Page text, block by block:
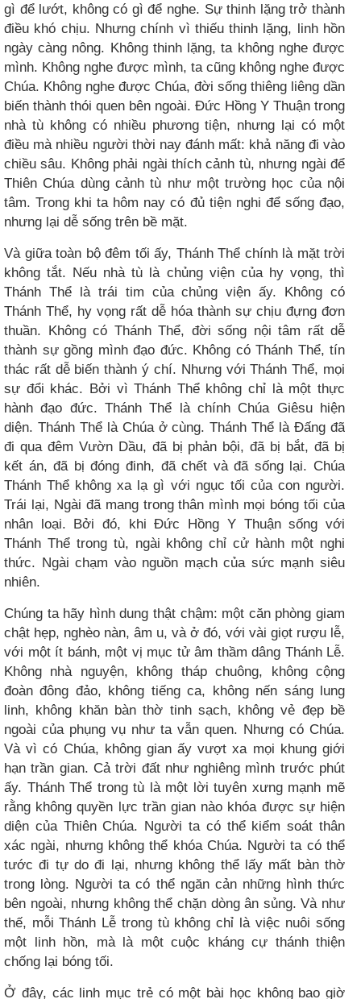
gì để lướt, không có gì để nghe. Sự thinh lặng trở thành
điều khó chịu. Nhưng chính vì thiếu thinh lặng, linh hồn
ngày càng nông. Không thinh lặng, ta không nghe được
mình. Không nghe được mình, ta cũng không nghe được
Chúa. Không nghe được Chúa, đời sống thiêng liêng dần
biến thành thói quen bên ngoài. Đức Hồng Y Thuận trong
nhà tù không có nhiều phương tiện, nhưng lại có một
điều mà nhiều người thời nay đánh mất: khả năng đi vào
chiều sâu. Không phải ngài thích cảnh tù, nhưng ngài để
Thiên Chúa dùng cảnh tù như một trường học của nội
tâm. Trong khi ta hôm nay có đủ tiện nghi để sống đạo,
nhưng lại dễ sống trên bề mặt.
Và giữa toàn bộ đêm tối ấy, Thánh Thể chính là mặt trời
không tắt. Nếu nhà tù là chủng viện của hy vọng, thì
Thánh Thể là trái tim của chủng viện ấy. Không có
Thánh Thể, hy vọng rất dễ hóa thành sự chịu đựng đơn
thuần. Không có Thánh Thể, đời sống nội tâm rất dễ
thành sự gồng mình đạo đức. Không có Thánh Thể, tín
thác rất dễ biến thành ý chí. Nhưng với Thánh Thể, mọi
sự đổi khác. Bởi vì Thánh Thể không chỉ là một thực
hành đạo đức. Thánh Thể là chính Chúa Giêsu hiện
diện. Thánh Thể là Chúa ở cùng. Thánh Thể là Đấng đã
đi qua đêm Vườn Dầu, đã bị phản bội, đã bị bắt, đã bị
kết án, đã bị đóng đinh, đã chết và đã sống lại. Chúa
Thánh Thể không xa lạ gì với ngục tối của con người.
Trái lại, Ngài đã mang trong thân mình mọi bóng tối của
nhân loại. Bởi đó, khi Đức Hồng Y Thuận sống với
Thánh Thể trong tù, ngài không chỉ cử hành một nghi
thức. Ngài chạm vào nguồn mạch của sức mạnh siêu
nhiên.
Chúng ta hãy hình dung thật chậm: một căn phòng giam
chật hẹp, nghèo nàn, âm u, và ở đó, với vài giọt rượu lễ,
với một ít bánh, một vị mục tử âm thầm dâng Thánh Lễ.
Không nhà nguyện, không tháp chuông, không cộng
đoàn đông đảo, không tiếng ca, không nến sáng lung
linh, không khăn bàn thờ tinh sạch, không vẻ đẹp bề
ngoài của phụng vụ như ta vẫn quen. Nhưng có Chúa.
Và vì có Chúa, không gian ấy vượt xa mọi khung giới
hạn trần gian. Cả trời đất như nghiêng mình trước phút
ấy. Thánh Thể trong tù là một lời tuyên xưng mạnh mẽ
rằng không quyền lực trần gian nào khóa được sự hiện
diện của Thiên Chúa. Người ta có thể kiểm soát thân
xác ngài, nhưng không thể khóa Chúa. Người ta có thể
tước đi tự do đi lại, nhưng không thể lấy mất bàn thờ
trong lòng. Người ta có thể ngăn cản những hình thức
bên ngoài, nhưng không thể chặn dòng ân sủng. Và như
thế, mỗi Thánh Lễ trong tù không chỉ là việc nuôi sống
một linh hồn, mà là một cuộc kháng cự thánh thiện
chống lại bóng tối.
Ở đây, các linh mục trẻ có một bài học không bao giờ